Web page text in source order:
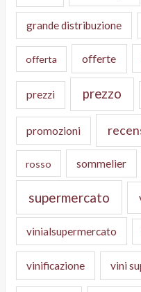
grande distribuzione
offerta offerte
prezzi prezzo
promozioni
rosso sommelier
supermercato
vinialsupermercato
vinificazione vini